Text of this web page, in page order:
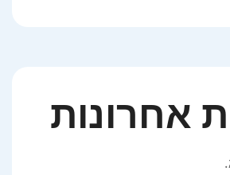
אחרונות